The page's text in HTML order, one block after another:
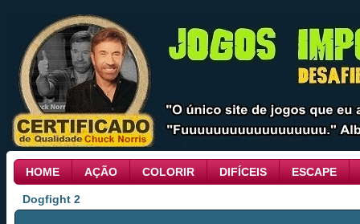
HOME AÇÃO COLORIR DIFÍCEIS ESCAPE
Dogfight 2